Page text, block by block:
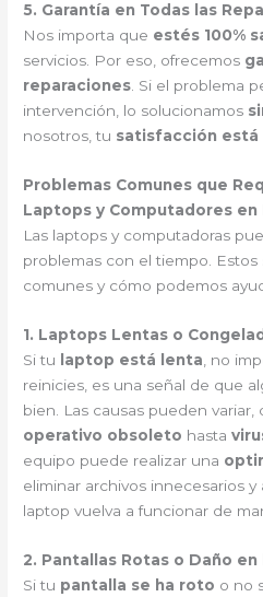
5. Garantía en Todas las
Nos importa que estés 100%
servicios. Por eso, ofrecemos
reparaciones. Si el problema
intervención, lo solucionamos
nosotros, tu satisfacción está
Problemas Comunes que
Laptops y Computadores en
Las laptops y computadoras
problemas con el tiempo.
comunes y cómo podemos
1. Laptops Lentas o
Si tu
laptop está lenta , no
reinicies, es una señal de que
bien. Las causas pueden variar,
operativo obsoleto hasta
equipo puede realizar una
eliminar archivos innecesarios
laptop vuelva a funcionar de
2. Pantallas Rotas o Daño en
Si tu pantalla se ha roto o no